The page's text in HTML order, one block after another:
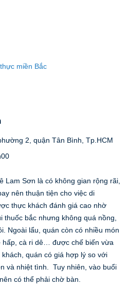
miền Bắc
2, quận Tân Bình, Tp.HCM
Lam Sơn là có không gian rộng rãi,
nên thuận tiện cho việc di
thực khách đánh giá cao nhờ
thuốc bắc nhưng không quá nồng,
Ngoài lẩu, quán còn có nhiều món
hấp, cà ri dê… được chế biến vừa
quán có giá hợp lý so với
và nhiệt tình. Tuy nhiên, vào buổi
có thể phải chờ bàn.